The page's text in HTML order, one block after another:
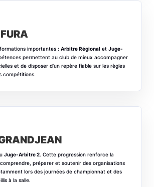
importantes : Arbitre Régional et Juge-
permettent au club de mieux accompagner
et de disposer d’un repère fiable sur les règles
compétitions.
Juge-Arbitre 2. Cette progression renforce la
préparer et soutenir des organisations
lors des journées de championnat et des
à la salle.